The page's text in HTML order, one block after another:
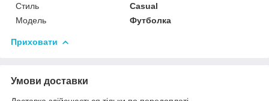
Стиль
Casual
Модель
Футболка
Приховати
Умови доставки